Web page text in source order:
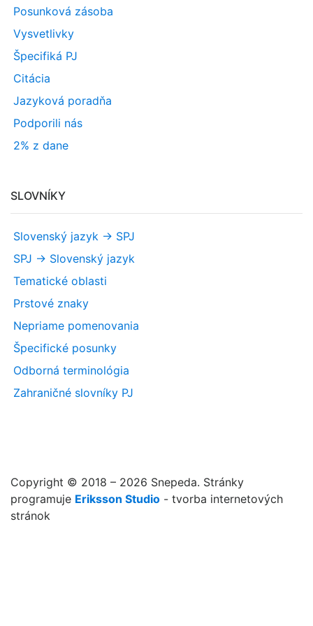
Posunková zásoba
Vysvetlivky
Špecifiká PJ
Citácia
Jazyková poradňa
Podporili nás
2% z dane
SLOVNÍKY
Slovenský jazyk -> SPJ
SPJ -> Slovenský jazyk
Tematické oblasti
Prstové znaky
Nepriame pomenovania
Špecifické posunky
Odborná terminológia
Zahraničné slovníky PJ
Copyright © 2018 – 2026 Snepeda. Stránky
programuje Eriksson Studio - tvorba internetových
stránok